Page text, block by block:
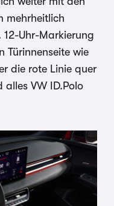
mehrheitlich
Uhr-Markierung
Türinnenseite wie
die rote Linie quer
VW ID.Polo